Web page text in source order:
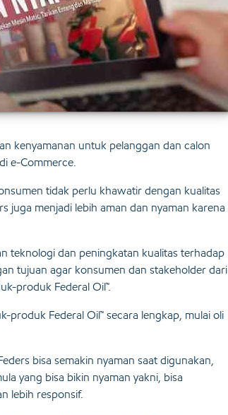
kenyamanan untuk pelanggan dan calon
e-Commerce.
tidak perlu khawatir dengan kualitas
juga menjadi lebih aman dan nyaman karena
teknologi dan peningkatan kualitas terhadap
tujuan agar konsumen dan stakeholder dari
produk Federal Oil™.
produk Federal Oil™ secara lengkap, mulai oli
bisa semakin nyaman saat digunakan,
yang bisa bikin nyaman yakni, bisa
lebih responsif.